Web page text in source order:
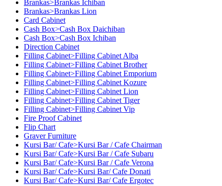
Brankas>Brankas Ichiban
Brankas>Brankas Lion
Card Cabinet
Cash Box>Cash Box Daichiban
Cash Box>Cash Box Ichiban
Direction Cabinet
Filling Cabinet>Filling Cabinet Alba
Filling Cabinet>Filling Cabinet Brother
Filling Cabinet>Filling Cabinet Emporium
Filling Cabinet>Filling Cabinet Kozure
Filling Cabinet>Filling Cabinet Lion
Filling Cabinet>Filling Cabinet Tiger
Filling Cabinet>Filling Cabinet Vip
Fire Proof Cabinet
Flip Chart
Graver Furniture
Kursi Bar/ Cafe>Kursi Bar / Cafe Chairman
Kursi Bar/ Cafe>Kursi Bar / Cafe Subaru
Kursi Bar/ Cafe>Kursi Bar / Cafe Verona
Kursi Bar/ Cafe>Kursi Bar/ Cafe Donati
Kursi Bar/ Cafe>Kursi Bar/ Cafe Ergotec